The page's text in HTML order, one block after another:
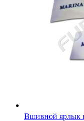
Вшивной ярлык